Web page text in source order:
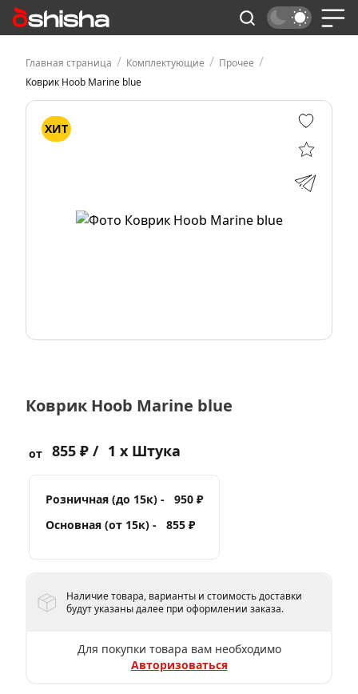
Главная страница / Комплектующие / Прочее /
Коврик Hoob Marine blue
ХИТ
Коврик Hoob Marine blue
от 855 ₽ / 1 x Штука
Розничная (до 15к) -
950 ₽
Основная (от 15к) -
855 ₽
Наличие товара, варианты и стоимость доставки
будут указаны далее при оформлении заказа.
Для покупки товара вам необходимо
Авторизоваться